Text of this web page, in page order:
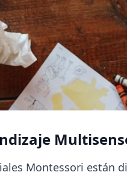
Montessori están